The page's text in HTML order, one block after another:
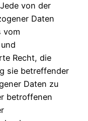
von der
Daten
vom
Recht, die
sie betreffender
Daten zu
betroffenen